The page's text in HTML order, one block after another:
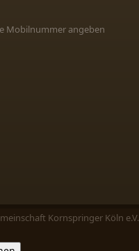
Mobilnummer angeben
Kornspringer Köln e.V.